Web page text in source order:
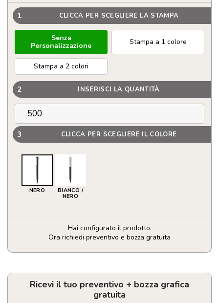
1 CLICCA PER SCEGLIERE LA STAMPA
Senza
Personalizzazione
Stampa a 1 colore
Stampa a 2 colori
2 INSERISCI LA QUANTITÀ
3 CLICCA PER SCEGLIERE IL COLORE
NERO
BIANCO /
NERO
Hai configurato il prodotto.
Ora richiedi preventivo e bozza gratuita
Penna
in
pagliaRicevi il tuo preventivo + bozza grafica
gratuita